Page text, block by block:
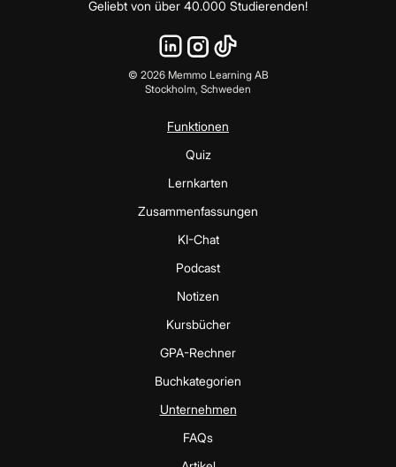
Geliebt von über 40.000 Studierenden!
© 2026Memmo Learning AB
Stockholm, Schweden
Funktionen
Quiz
Lernkarten
Zusammenfassungen
KI-Chat
Podcast
Notizen
Kursbücher
GPA-Rechner
Buchkategorien
Unternehmen
FAQs